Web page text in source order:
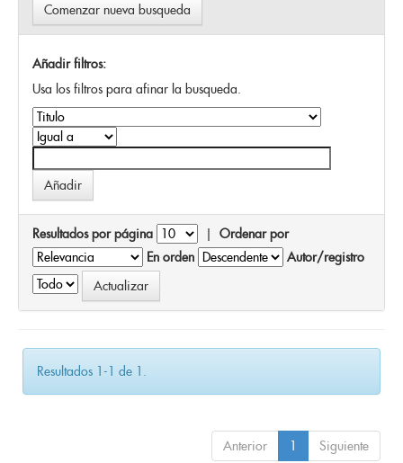
Comenzar nueva busqueda
Añadir filtros:
Usa los filtros para afinar la busqueda.
Resultados por página | Ordenar por
En orden
Autor/registro
Resultados 1-1 de 1.
Anterior 1 Siguiente